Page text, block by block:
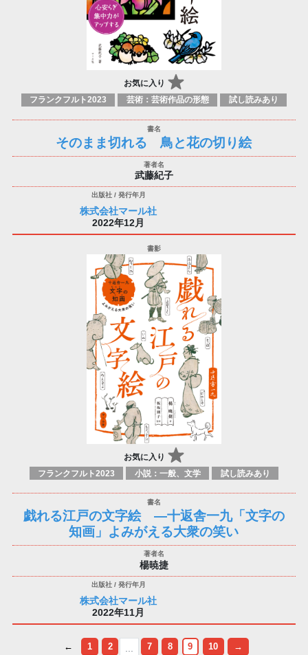
お気に入り
フランクフルト2023 芸術：芸術作品の形態 試し読みあり
そのまま切れる 鳥と花の切り絵
武藤紀子
株式会社マール社
2022年12月
お気に入り
フランクフルト2023 小説：一般、文学 試し読みあり
戯れる江戸の文字絵 —十返舎一九「文字の
知画」よみがえる大衆の笑い
楊暁捷
株式会社マール社
2022年11月
← 1 2 ... 7 8 9 10 →